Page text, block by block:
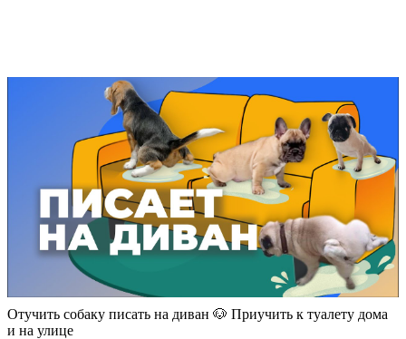
Отучить собаку писать на диван 🐶 Приучить к туалету дома
и на улице